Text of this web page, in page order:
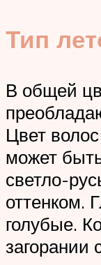
Тип
В общей
Цвет
может
светло-
оттенком.
голубые.
загорании